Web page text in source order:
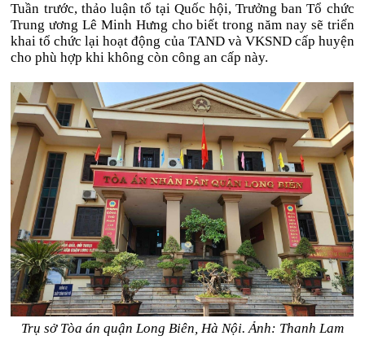
Tuần trước, thảo luận tổ tại Quốc hội, Trưởng ban Tổ chức
Trung ương Lê Minh Hưng cho biết trong năm nay sẽ triển
khai tổ chức lại hoạt động của TAND và VKSND cấp huyện
cho phù hợp khi không còn công an cấp này.
Trụ sở Tòa án quận Long Biên, Hà Nội. Ảnh: Thanh Lam